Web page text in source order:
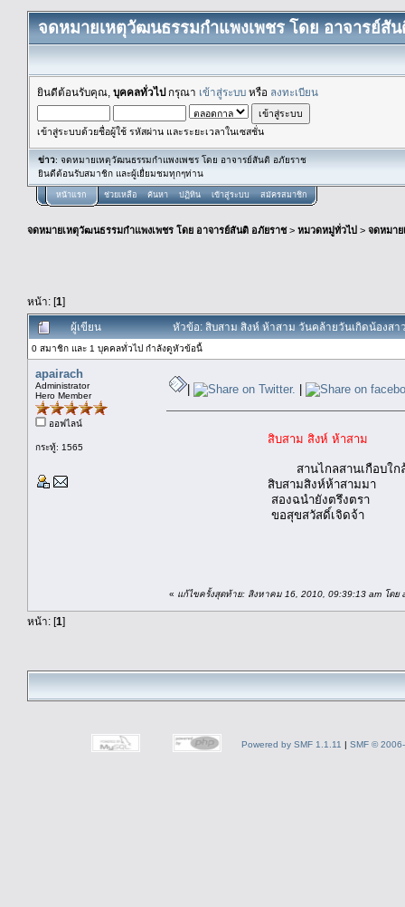
จดหมายเหตุวัฒนธรรมกำแพงเพชร โดย อาจารย์สั
ยินดีต้อนรับคุณ, บุคคลทั่วไปกรุณา เข้าสู่ระบบ หรือ ลงทะเบียน
เข้าสู่ระบบด้วยชื่อผู้ใช้ รหัสผ่าน และระยะเวลาในเซสชั่น
ข่าว: จดหมายเหตุวัฒนธรรมกำแพงเพชร โดย อาจารย์สันติ อภัยราช
ยินดีต้อนรับสมาชิก และผู้เยื่ยมชมทุกๆท่าน
หน้าแรก ช่วยเหลือ ค้นหา ปฏิทิน เข้าสู่ระบบ สมัครสมาชิก
จดหมายเหตุวัฒนธรรมกำแพงเพชร โดย อาจารย์สันติ อภัยราช> หมวดหมู่ทั่วไป > จดหมา
หน้า: [1]
ผู้เขียน หัวข้อ: สิบสาม สิงห์ ห้าสาม วันคล้ายวันเกิดน้องส
0 สมาชิก และ 1 บุคคลทั่วไป กำลังดูหัวข้อนี้
apairach
Administrator
Hero Member
ออฟไลน์
กระทู้: 1565
| |
สิบสาม สิงห์ ห้าสาม
สานไกลสานเกื
สิบสามสิงห์ห้าสามมา
สองฉนำยังตรึงตรา
ขอสุขสวัสดิ์เจิดจ้า เทิ
« แก้ไขครั้งสุดท้าย: สิงหาคม 16, 2010, 09:39:13 am โดย
หน้า: [1]
Powered by SMF 1.1.11 | SMF ©